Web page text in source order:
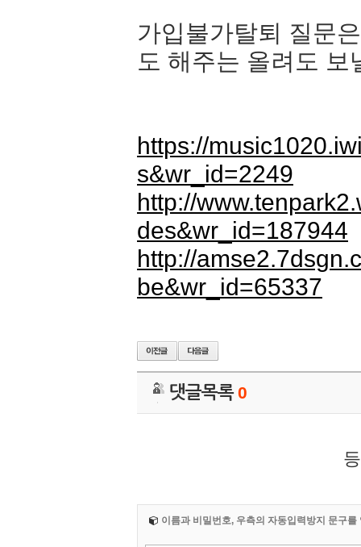
가입불가탈퇴 질문
도 해주는 올려도 보
https://
s&wr_id=2249
http://
des&wr_id=187944
http://
be&wr_id=65337
댓글목록0
이름과 비밀번호, 우측의 자동입력방지 문구를